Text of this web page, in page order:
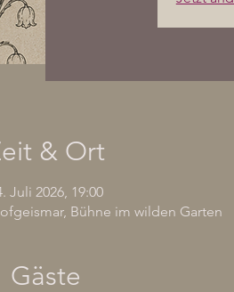
& Ort
Juli 2026, 19:00
Bühne im wilden Garten
Gäste